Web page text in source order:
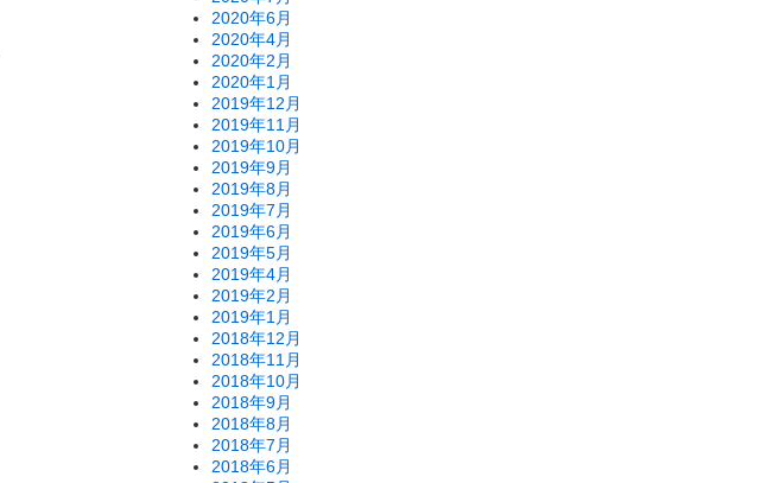
2020年6月
2020年4月
2020年2月
2020年1月
2019年12月
2019年11月
2019年10月
2019年9月
2019年8月
2019年7月
2019年6月
2019年5月
2019年4月
2019年2月
2019年1月
2018年12月
2018年11月
2018年10月
2018年9月
2018年8月
2018年7月
2018年6月